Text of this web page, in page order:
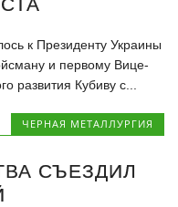
к Президенту Украины
и первому Вице-
развития Кубиву с...
ЧЕРНАЯ МЕТАЛЛУРГИЯ
СЪЕЗДИЛ